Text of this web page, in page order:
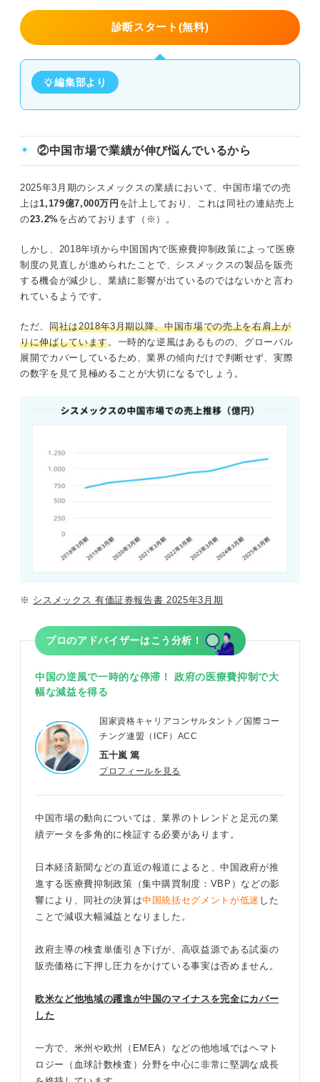
診断スタート(無料)
編集部より
②中国市場で業績が伸び悩んでいるから
2025年3月期のシスメックスの業績において、中国市場での売
上は1,179億7,000万円 を計上しており、これは同社の連結売上
の23.2%を占めております（※）。
しかし、2018年頃から中国国内で医療費抑制政策によって医療
制度の見直しが進められたことで、シスメックスの製品を販売
する機会が減少し、業績に影響が出ているのではないかと言わ
れているようです。
ただ、 同社は2018年3月期以降、中国市場での売上を右肩上が
りに伸ばしています。一時的な逆風はあるものの、グローバル
展開でカバーしているため、業界の傾向だけで判断せず、実際
の数字を見て見極めることが大切になるでしょう。
※ シスメックス 有価証券報告書 2025年3月期
プロのアドバイザーはこう分析！
中国の逆風で一時的な停滞！ 政府の医療費抑制で大
幅な減益を得る
国家資格キャリアコンサルタント／国際コー
チング連盟（ICF）ACC
五十嵐 篤
プロフィールを見る
中国市場の動向については、業界のトレンドと足元の業
績データを多角的に検証する必要があります。
日本経済新聞などの直近の報道によると、中国政府が推
進する医療費抑制政策（集中購買制度：VBP）などの影
響により、同社の決算は中国統括セグメントが低迷 した
ことで減収大幅減益となりました。
政府主導の検査単価引き下げが、高収益源である試薬の
販売価格に下押し圧力をかけている事実は否めません。
欧米など他地域の躍進が中国のマイナスを完全にカバー
した
一方で、米州や欧州（EMEA）などの他地域ではヘマト
ロジー（血球計数検査）分野を中心に非常に堅調な成長